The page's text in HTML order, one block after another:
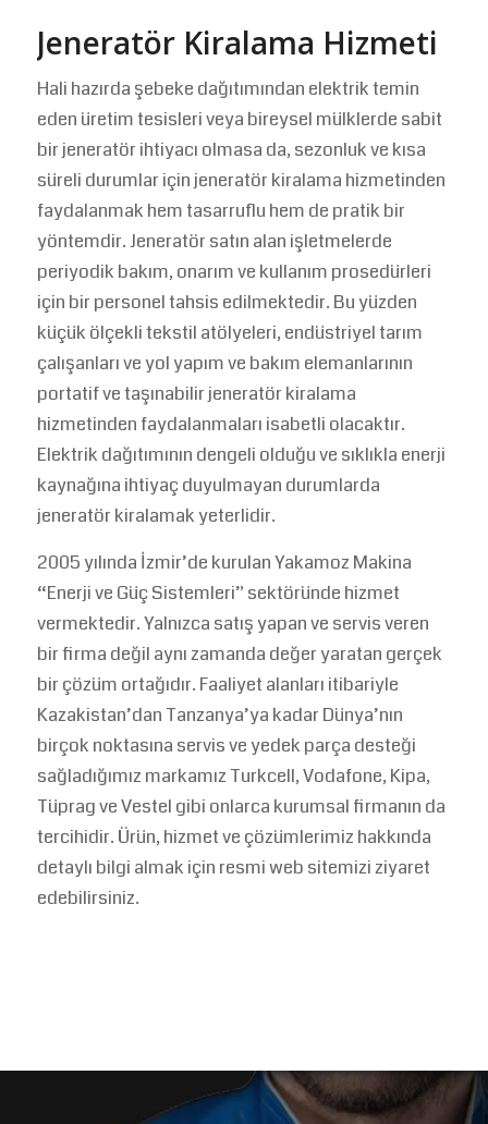
Jeneratör Kiralama Hizmeti
Hali hazırda şebeke dağıtımından elektrik temin
eden üretim tesisleri veya bireysel mülklerde sabit
bir jeneratör ihtiyacı olmasa da, sezonluk ve kısa
süreli durumlar için jeneratör kiralama hizmetinden
faydalanmak hem tasarruflu hem de pratik bir
yöntemdir. Jeneratör satın alan işletmelerde
periyodik bakım, onarım ve kullanım prosedürleri
için bir personel tahsis edilmektedir. Bu yüzden
küçük ölçekli tekstil atölyeleri, endüstriyel tarım
çalışanları ve yol yapım ve bakım elemanlarının
portatif ve taşınabilir jeneratör kiralama
hizmetinden faydalanmaları isabetli olacaktır.
Elektrik dağıtımının dengeli olduğu ve sıklıkla enerji
kaynağına ihtiyaç duyulmayan durumlarda
jeneratör kiralamak yeterlidir.
2005 yılında İzmir’de kurulan Yakamoz Makina
“Enerji ve Güç Sistemleri” sektöründe hizmet
vermektedir. Yalnızca satış yapan ve servis veren
bir firma değil aynı zamanda değer yaratan gerçek
bir çözüm ortağıdır. Faaliyet alanları itibariyle
Kazakistan’dan Tanzanya’ya kadar Dünya’nın
birçok noktasına servis ve yedek parça desteği
sağladığımız markamız Turkcell, Vodafone, Kipa,
Tüprag ve Vestel gibi onlarca kurumsal firmanın da
tercihidir. Ürün, hizmet ve çözümlerimiz hakkında
detaylı bilgi almak için resmi web sitemizi ziyaret
edebilirsiniz.